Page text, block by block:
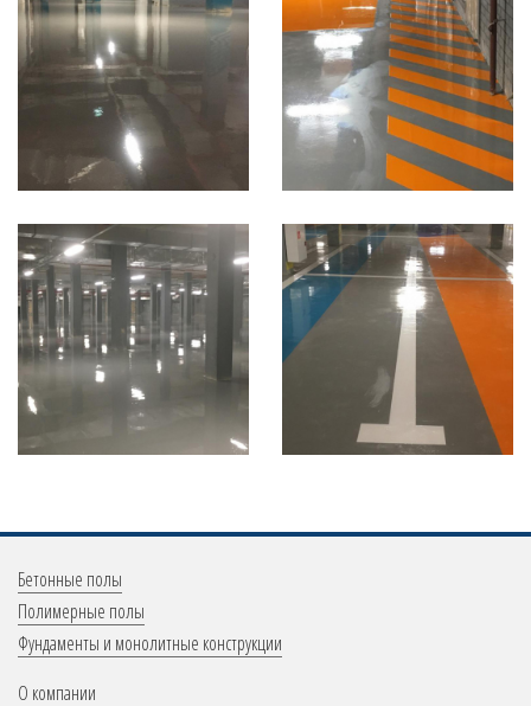
Меню
в
подвале
Бетонные полы
Полимерные полы
Фундаменты и монолитные конструкции
Меню
О компании